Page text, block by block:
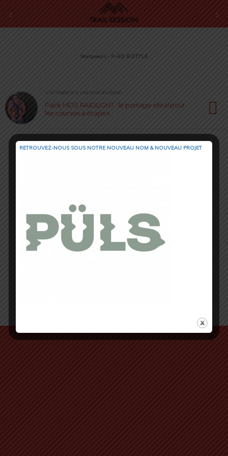
Marqueurs › R-GO BOTTLE
12 SEPTEMBRE 2021 • PAR SÉBASTIEN RÉMOND
Pack MDS RAIDLIGHT : le portage idéal pour
les courses à étapes
RETROUVEZ-NOUS SOUS NOTRE NOUVEAU NOM & NOUVEAU PROJET